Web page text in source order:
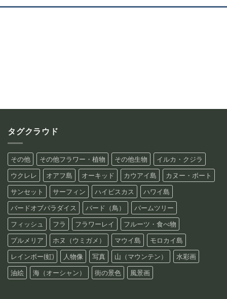
タグクラウド
その他 その他フラワー・植物 その他生物
イルカ・クジラ
ウクレレ
オアフ島 オーキッド カウアイ島
カヌー・ボート
サンセット
サーフィン ハイビスカス
ハワイ島
バードオブパラダイス
バード（鳥）
パームツリー
フィッシュ
フラ フラワーレイ
フルーツ・食べ物
プルメリア
ホヌ（ウミガメ） マウイ島
モロカイ島
レインボー(虹)
人物像 写真 山（マウンテン）
水彩画
油絵
海（オーシャン） 街の景色 風景画